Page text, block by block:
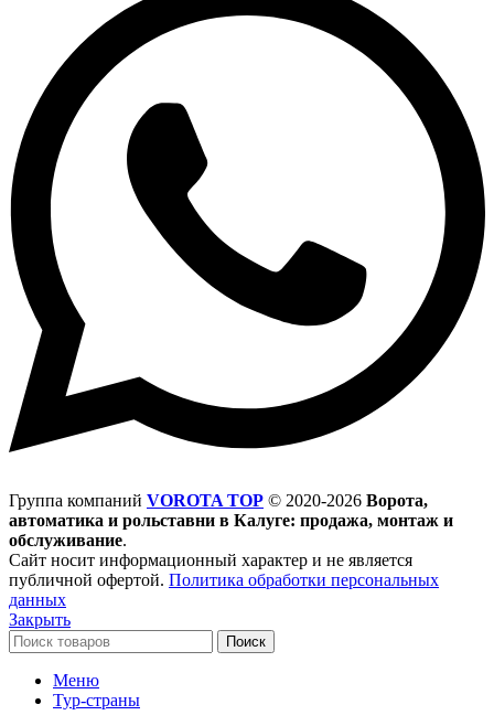
Группа компаний VOROTA TOP © 2020-2026 Ворота,
автоматика и рольставни в Калуге: продажа, монтаж и
обслуживание.
Сайт носит информационный характер и не является
публичной офертой. Политика обработки персональных
данных
Закрыть
Поиск
Меню
Тур-страны